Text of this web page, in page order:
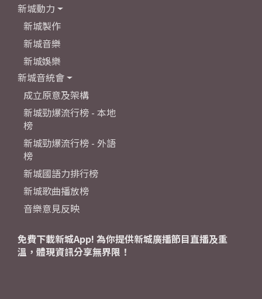
新城動力
新城製作
新城音樂
新城娛樂
新城音統會
成立原意及架構
新城勁爆流行榜 - 本地
榜
新城勁爆流行榜 - 外語
榜
新城國語力排行榜
新城歌曲播放榜
音樂意見反映
免費下載新城App! 為你提供新城廣播節目直播及重
溫，體現資訊分享無界限！